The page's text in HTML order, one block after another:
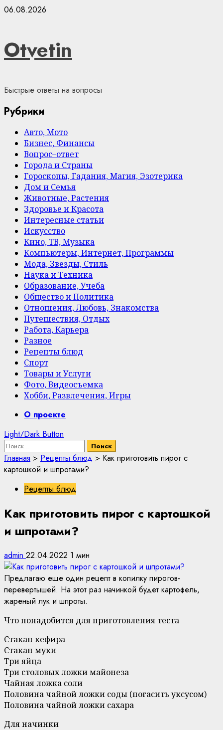
Skip
06.08.2026
Otvetin
Быстрые ответы на вопросы
Рубрики
Авто, Мото
Бизнес, Финансы
Вопрос–ответ
Города и Страны
Гороскопы, Гадания, Магия, Эзотерика
Дом и Семья
Животные, Растения
Здоровье и Красота
Интересные статьи
Искусство
Кино, ТВ, Музыка
Компьютеры, Интернет, Программы
Мода, Звезды, Стиль
Наука и Техника
Образование, Учеба
Общество и Политика
Отношения, Любовь, Знакомства
Путешествия, Отдых
Работа, Карьера
Разное
Рецепты блюд
Спорт
Товары и Услуги
Фото, Видеосъемка
Хобби, Развлечения, Игры
PrimaryО проекте
Light/Dark Button
Найти:
Главная > Рецепты блюд > Как приготовить пирог с
картошкой и шпротами?
Рецепты блюд
Как приготовить пирог с картошкой
и шпротами?
admin 22.04.2022 1 мин
Предлагаю еще один рецепт в копилку пирогов-
перевертышей. На этот раз начинкой будет картофель,
жареный лук и шпроты.
Что понадобится для приготовления теста
Стакан кефира
Стакан муки
Три яйца
Три столовых ложки майонеза
Чайная ложка соли
Половина чайной ложки соды (погасить уксусом)
Половина чайной ложки сахара
Для начинки